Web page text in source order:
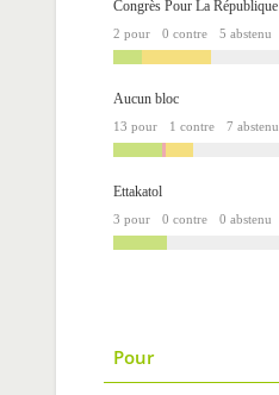
Congrès Pour La République
2 pour 0 contre 5 abstenu
Aucun bloc
13 pour 1 contre 7 abstenu
Ettakatol
3 pour 0 contre 0 abstenu
Pour